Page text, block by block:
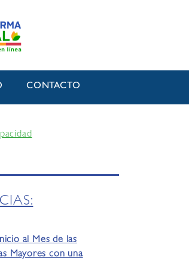
CONTACTO
al Mes de las
Mayores con una